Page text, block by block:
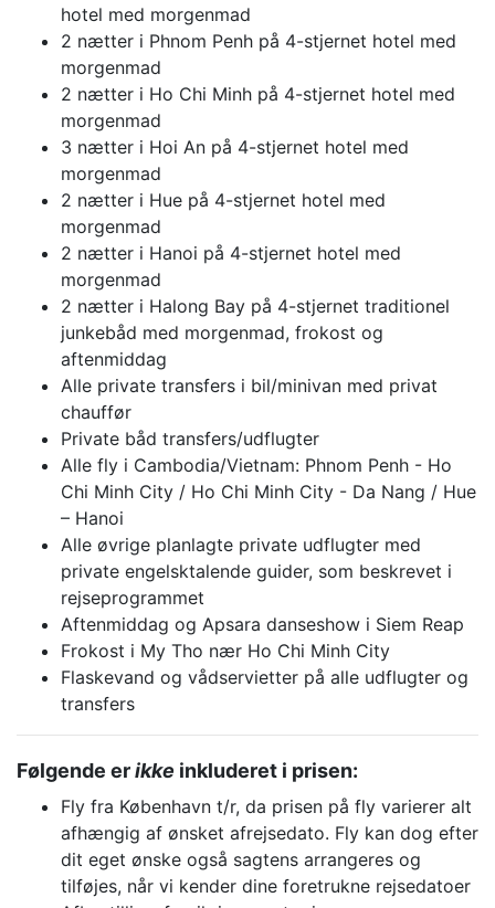
hotel med morgenmad
2 nætter i Phnom Penh på 4-stjernet hotel med
morgenmad
2 nætter i Ho Chi Minh på 4-stjernet hotel med
morgenmad
3 nætter i Hoi An på 4-stjernet hotel med
morgenmad
2 nætter i Hue på 4-stjernet hotel med
morgenmad
2 nætter i Hanoi på 4-stjernet hotel med
morgenmad
2 nætter i Halong Bay på 4-stjernet traditionel
junkebåd med morgenmad, frokost og
aftenmiddag
Alle private transfers i bil/minivan med privat
chauffør
Private båd transfers/udflugter
Alle fly i Cambodia/Vietnam: Phnom Penh - Ho
Chi Minh City / Ho Chi Minh City - Da Nang / Hue
– Hanoi
Alle øvrige planlagte private udflugter med
private engelsktalende guider, som beskrevet i
rejseprogrammet
Aftenmiddag og Apsara danseshow i Siem Reap
Frokost i My Tho nær Ho Chi Minh City
Flaskevand og vådservietter på alle udflugter og
transfers
Følgende erikke inkluderet i prisen:
Fly fra København t/r, da prisen på fly varierer alt
afhængig af ønsket afrejsedato. Fly kan dog efter
dit eget ønske også sagtens arrangeres og
tilføjes, når vi kender dine foretrukne rejsedatoer